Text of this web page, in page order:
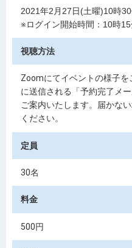
2021年2月27日(土曜)10時
※ログイン開始時間： 10時
視聴方法
Zoomにてイベントの様子
に送信される「予約完了メ
ご案内いたします。届かな
ください。
定員
30名
料金
500円